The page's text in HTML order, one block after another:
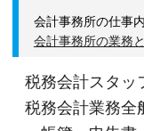
会計事務所の仕事
会計事務所の業務
税務会計スタッ
税務会計業務全